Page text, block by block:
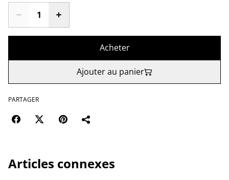
Acheter
Ajouter au panier
PARTAGER
Articles connexes